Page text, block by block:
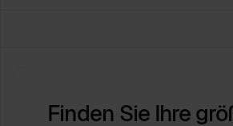
Finden Sie Ihre